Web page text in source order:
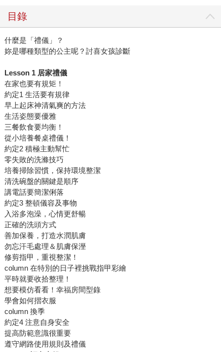
目錄
什麼是「禮儀」？
妳是哪種類型的公主呢？討喜女孩診斷
Lesson 1 居家禮儀
在家也要有規矩！
約定1 生活要有規律
早上起床神清氣爽的方法
生活姿態要優雅
三餐飲食要均衡！
從小培養餐桌禮儀！
約定2 積極主動幫忙
零失敗的洗滌技巧
培養掃除習慣，保持環境整潔
清洗碗盤的關鍵是順序
講電話要簡潔俐落
約定3 整頓儀容及事物
入浴多泡澡，心情更舒暢
正確的洗頭方式
善加保養，打造水潤肌膚
勿忘汗毛處理＆肌膚保溼
修剪指甲，重視整潔！
column 在特別的日子裡挑戰指甲彩繪
平時就要收拾整理！
想要模仿看看！幸福房間型錄
學會如何摺衣服
column 換季
約定4 注意自身安全
提高防範意識很重要
遵守網路使用規則及禮儀